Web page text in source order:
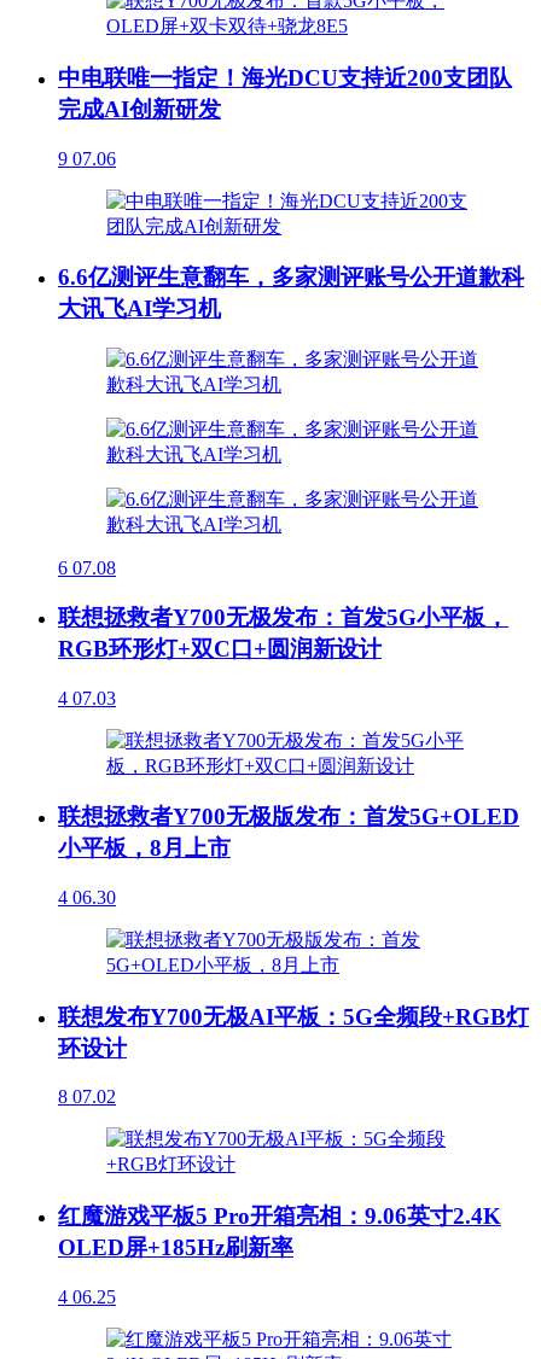
中电联唯一指定！海光DCU支持近200支团队
完成AI创新研发
9 07.06
6.6亿测评生意翻车，多家测评账号公开道歉科
大讯飞AI学习机
6 07.08
联想拯救者Y700无极发布：首发5G小平板，
RGB环形灯+双C口+圆润新设计
4 07.03
联想拯救者Y700无极版发布：首发5G+OLED
小平板，8月上市
4 06.30
联想发布Y700无极AI平板：5G全频段+RGB灯
环设计
8 07.02
红魔游戏平板5 Pro开箱亮相：9.06英寸2.4K
OLED屏+185Hz刷新率
4 06.25